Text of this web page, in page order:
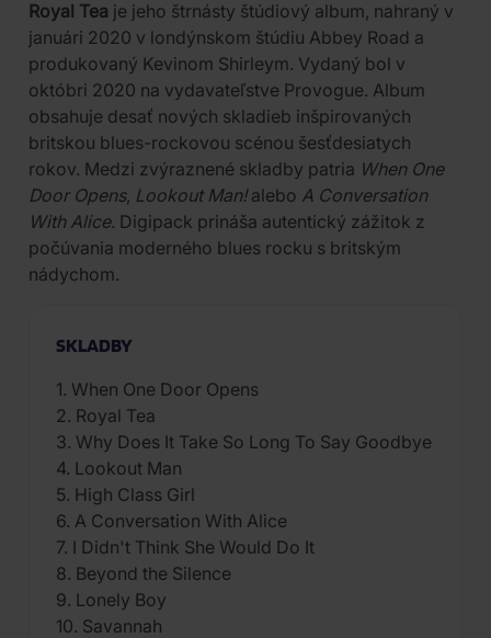
Royal Tea je jeho štrnásty štúdiový album, nahraný v
januári 2020 v londýnskom štúdiu Abbey Road a
produkovaný Kevinom Shirleym. Vydaný bol v
októbri 2020 na vydavateľstve Provogue. Album
obsahuje desať nových skladieb inšpirovaných
britskou blues-rockovou scénou šesťdesiatych
rokov. Medzi zvýraznené skladby patria When One
Door Opens, Lookout Man!alebo A Conversation
With Alice. Digipack prináša autentický zážitok z
počúvania moderného blues rocku s britským
nádychom.
SKLADBY
1. When One Door Opens
2. Royal Tea
3. Why Does It Take So Long To Say Goodbye
4. Lookout Man
5. High Class Girl
6. A Conversation With Alice
7. I Didn't Think She Would Do It
8. Beyond the Silence
9. Lonely Boy
10. Savannah